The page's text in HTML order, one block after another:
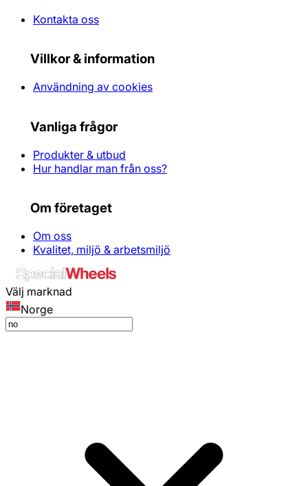
Kontakta oss
Villkor & information
Användning av cookies
Vanliga frågor
Produkter & utbud
Hur handlar man från oss?
Om företaget
Om oss
Kvalitet, miljö & arbetsmiljö
Välj marknad
Norge